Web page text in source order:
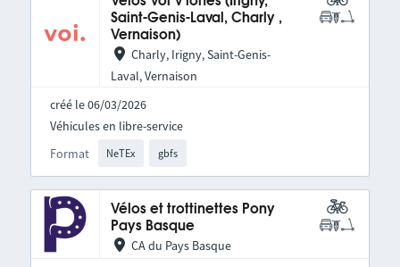
Saint-Genis-Laval, Charly ,
Vernaison)
Charly, Irigny, Saint-Genis-
Laval, Vernaison
créé le 06/03/2026
Format NeTEx gbfs
Véhicules en libre-service
Vélos et trottinettes Pony
Pays Basque
CA du Pays Basque